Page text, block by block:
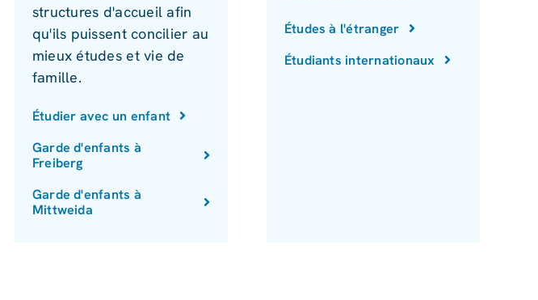
structures d'accueil afin
qu'ils puissent concilier au
mieux études et vie de
famille.
Étudier avec un enfant
Garde d'enfants à
Freiberg
Garde d'enfants à
Mittweida
Études à l'étranger
Étudiants internationaux